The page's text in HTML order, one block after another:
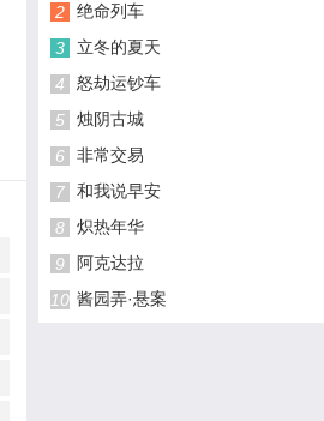
2
绝命列车
3
立冬的夏天
4
怒劫运钞车
5
烛阴古城
6
非常交易
7
和我说早安
8
炽热年华
9
阿克达拉
10 酱园弄·悬案